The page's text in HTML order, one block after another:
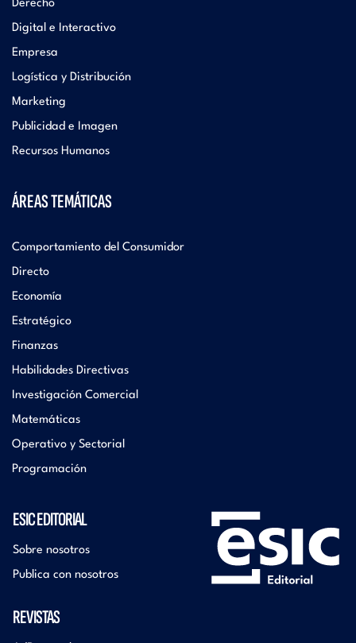
Derecho
Digital e Interactivo
Empresa
Logística y Distribución
Marketing
Publicidad e Imagen
Recursos Humanos
ÁREAS TEMÁTICAS
Comportamiento del Consumidor
Directo
Economía
Estratégico
Finanzas
Habilidades Directivas
Investigación Comercial
Matemáticas
Operativo y Sectorial
Programación
ESIC EDITORIAL
Sobre nosotros
Publica con nosotros
REVISTAS